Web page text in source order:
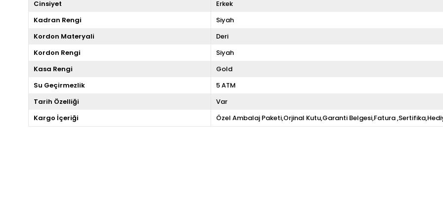
Cinsiyet
Erkek
Kadran Rengi
Siyah
Kordon Materyali
Deri
Kordon Rengi
Siyah
Kasa Rengi
Gold
Su Geçirmezlik
5 ATM
Tarih Özelliği
Var
Kargo İçeriği
Özel Ambalaj Paketi,Orjinal Kutu,Garanti Belgesi,Fatura